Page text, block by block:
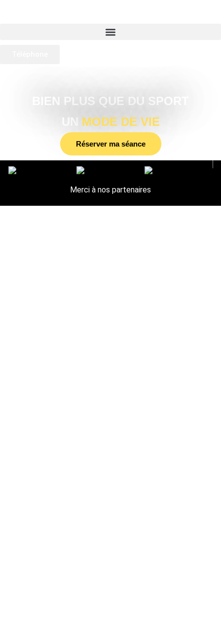
BIEN PLUS QUE DU SPORT
UN
MODE DE VIE
Réserver ma séance
Merci à nos partenaires